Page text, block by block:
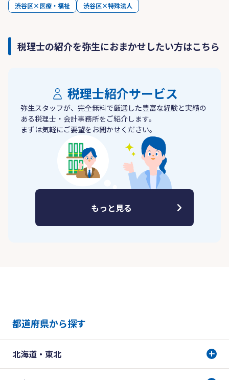
渋谷区×医療・福祉
渋谷区×特殊法人
税理士の紹介を弥生におまかせしたい方はこちら
税理士紹介サービス
弥生スタッフが、完全無料で厳選した豊富な経験と実績の
ある税理士・会計事務所をご紹介します。
まずは気軽にご要望をお聞かせください。
もっと見る
都道府県から探す
北海道・東北